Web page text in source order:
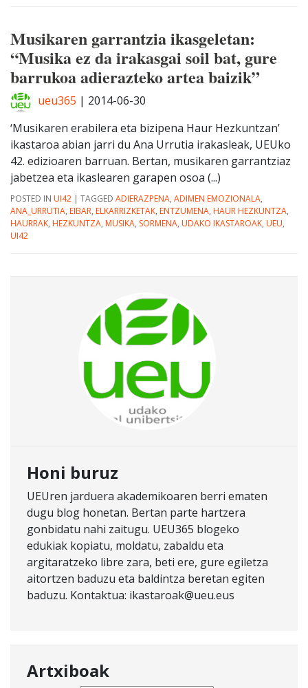
Musikaren garrantzia ikasgeletan:
“Musika ez da irakasgai soil bat, gure
barrukoa adierazteko artea baizik”
ueu365 | 2014-06-30
‘Musikaren erabilera eta bizipena Haur Hezkuntzan’
ikastaroa abian jarri du Ana Urrutia irakasleak, UEUko
42. edizioaren barruan. Bertan, musikaren garrantziaz
jabetzea eta ikaslearen garapen osoa (...)
POSTED IN UI42 | TAGGED ADIERAZPENA, ADIMEN EMOZIONALA,
ANA_URRUTIA, EIBAR, ELKARRIZKETAK, ENTZUMENA, HAUR HEZKUNTZA,
HAURRAK, HEZKUNTZA, MUSIKA, SORMENA, UDAKO IKASTAROAK, UEU,
UI42
Honi buruz
UEUren jarduera akademikoaren berri ematen
dugu blog honetan. Bertan parte hartzera
gonbidatu nahi zaitugu. UEU365 blogeko
edukiak kopiatu, moldatu, zabaldu eta
argitaratzeko libre zara, beti ere, gure egiletza
aitortzen baduzu eta baldintza beretan egiten
baduzu. Kontaktua: ikastaroak@ueu.eus
Artxiboak